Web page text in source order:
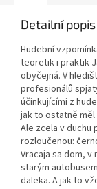
Detailní
Hudební
teoretik i praktik
obyčejná. V
profesionálů
účinkujícími z
jak to ostatně měl
Ale zcela v duchu
rozloučenou:
Vracaja sa dom,
starým
daleka. A jak to